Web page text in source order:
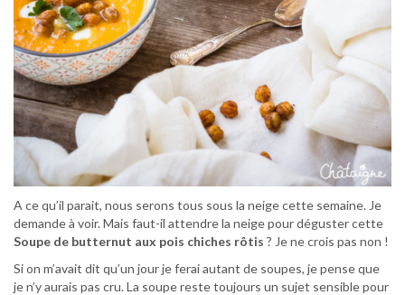
A ce qu’il parait, nous serons tous sous la neige cette semaine. Je
demande à voir. Mais faut-il attendre la neige pour déguster cette
Soupe de butternut aux pois chiches rôtis ? Je ne crois pas non !
Si on m’avait dit qu’un jour je ferai autant de soupes, je pense que
je n’y aurais pas cru. La soupe reste toujours un sujet sensible pour